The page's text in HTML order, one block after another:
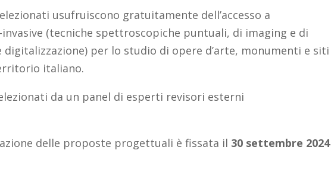
usufruiscono gratuitamente dell’accesso a
(tecniche spettroscopiche puntuali, di imaging e di
digitalizzazione) per lo studio di opere d’arte, monumenti e siti
italiano.
da un panel di esperti revisori esterni
delle proposte progettuali è fissata il 30 settembre 2024